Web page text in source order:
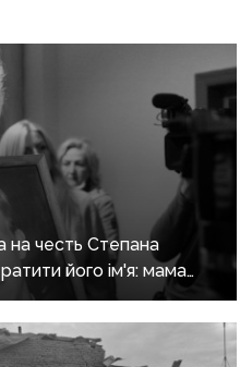
на честь Степана
його ім'я: мама
про рішення влади